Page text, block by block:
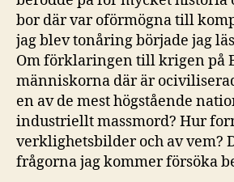
bor där var oförmögna till
jag blev tonåring började jag
Om förklaringen till krigen på
människorna där är
en av de mest högstående
industriellt massmord? Hur
verklighetsbilder och av vem?
frågorna jag kommer försöka